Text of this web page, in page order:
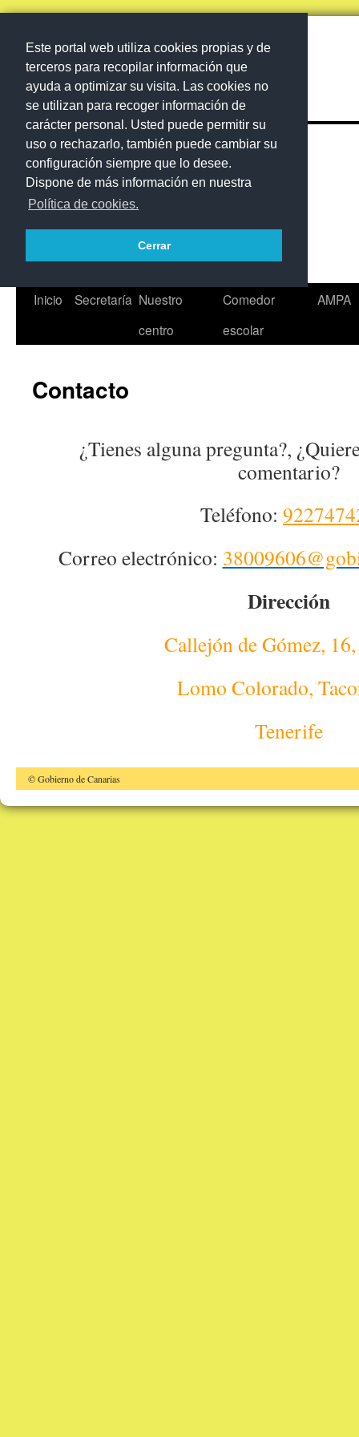
Este portal web utiliza cookies propias y de
terceros para recopilar información que
ayuda a optimizar su visita. Las cookies no
se utilizan para recoger información de
carácter personal. Usted puede permitir su
uso o rechazarlo, también puede cambiar su
configuración siempre que lo desee.
Dispone de más información en nuestra
Política de cookies.
Cerrar
Saltar
Inicio Secretaría Nuestro
centro
Comedor
escolar
AMPA
Contacto
¿Tienes alguna pregunta?,
comentario?
Teléfono:
Correo electrónico:
Dirección
Callejón de Gómez,
Lomo Colorado,
Tenerife
© Gobierno de Canarias